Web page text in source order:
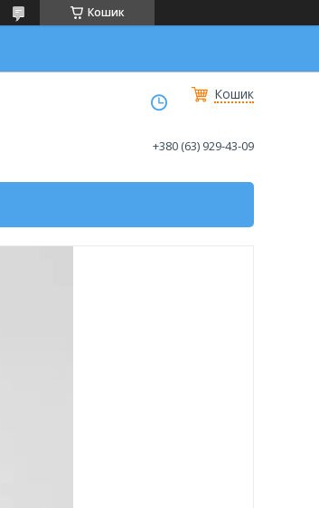
Кошик
Кошик
+380 (63) 929-43-09